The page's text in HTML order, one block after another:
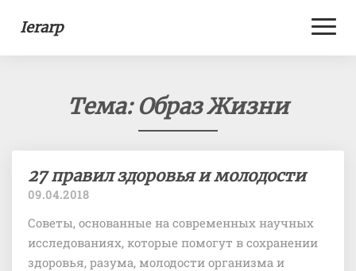
Toggle
Ierarp
Тема: Образ Жизни
27
правил
и
молодости
27 правил здоровья и молодости
09.04.2018
Советы, основанные на современных научных
исследованиях, которые помогут в сохранении
здоровья, разума, молодости организма и